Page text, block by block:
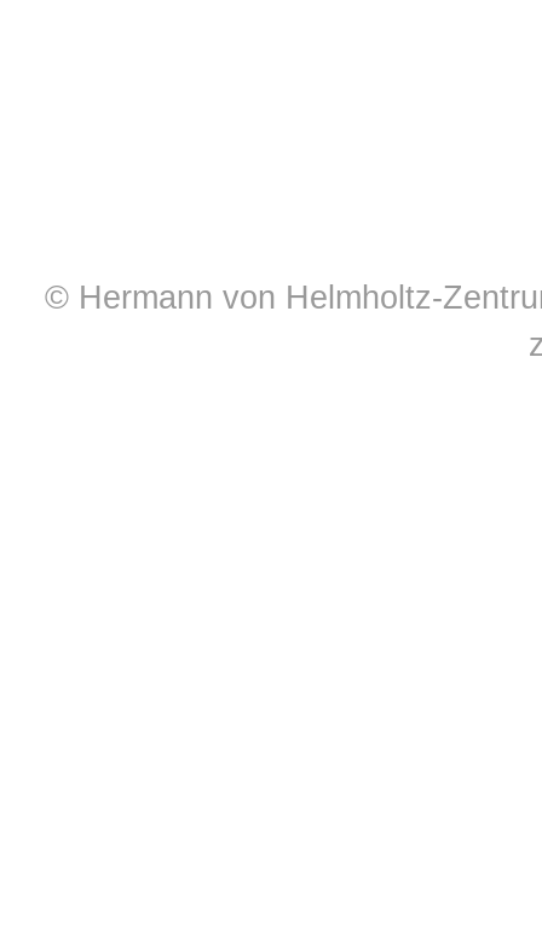
© Hermann von Helmholtz-